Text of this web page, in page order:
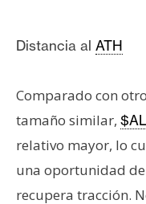
Distancia al ATH
Comparado con
tamaño similar,
relativo mayor, lo
una oportunidad
recupera tracción.